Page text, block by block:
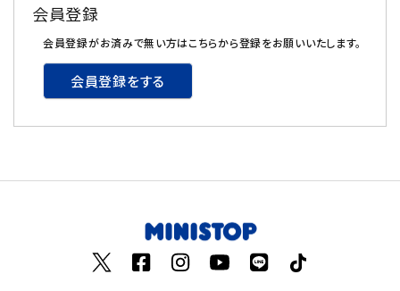
日用品
ギフト
会員登録
会員登録がお済みで無い方はこちらから登録をお願いいたします。
会員登録をする